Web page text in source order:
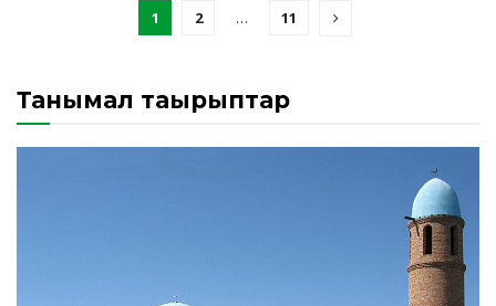
1 2 … 11
Танымал тақырыптар